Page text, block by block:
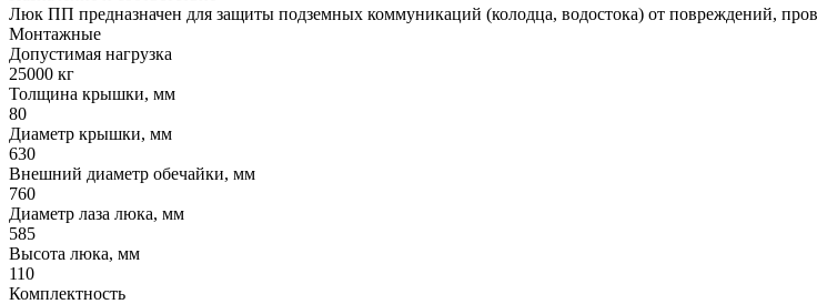
Люк ПП предназначен для защиты подземных коммуникаций (колодца, водостока) от повреждений,
Монтажные
Допустимая нагрузка
25000 кг
Толщина крышки, мм
80
Диаметр крышки, мм
630
Внешний диаметр обечайки, мм
760
Диаметр лаза люка, мм
585
Высота люка, мм
110
Комплектность